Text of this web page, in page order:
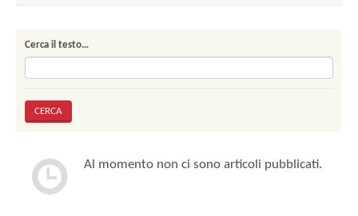
Cerca il testo…
Al momento non ci sono articoli pubblicati.